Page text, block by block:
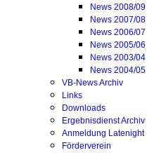
News 2008/09
News 2007/08
News 2006/07
News 2005/06
News 2003/04
News 2004/05
VB-News Archiv
Links
Downloads
Ergebnisdienst Archiv
Anmeldung Latenight
Förderverein